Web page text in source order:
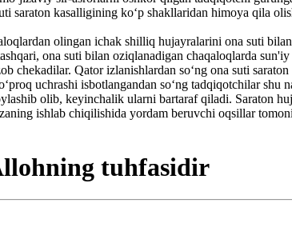
saraton kasalligining ko‘p shakllaridan himoya qila
olingan ichak shilliq hujayralarini ona suti
ona suti bilan oziqlanadigan chaqaloqlarda
chekadilar. Qator izlanishlardan so‘ng ona suti
uchrashi isbotlangandan so‘ng tadqiqotchilar
olib, keyinchalik ularni bartaraf qiladi. Saraton
ishlab chiqilishida yordam beruvchi oqsillar
tuhfasidir